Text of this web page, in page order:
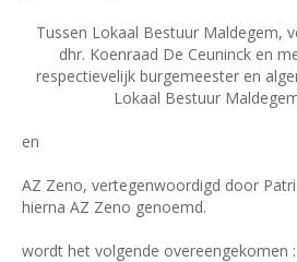
Tussen Lokaal Bestuur Maldegem,
dhr. Koenraad De Ceuninck en
respectievelijk burgemeester en
Lokaal Bestuur
en
AZ Zeno, vertegenwoordigd door
hierna AZ Zeno genoemd.
wordt het volgende overeengekomen :